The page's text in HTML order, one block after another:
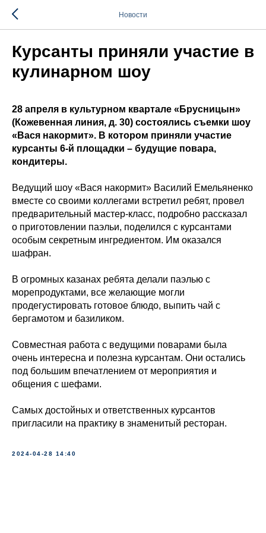
Новости
Курсанты приняли участие в
кулинарном шоу
28 апреля в культурном квартале «Брусницын»
(Кожевенная линия, д. 30) состоялись съемки шоу
«Вася накормит». В котором приняли участие
курсанты 6-й площадки – будущие повара,
кондитеры.
Ведущий шоу «Вася накормит» Василий Емельяненко
вместе со своими коллегами встретил ребят, провел
предварительный мастер-класс, подробно рассказал
о приготовлении паэльи, поделился с курсантами
особым секретным ингредиентом. Им оказался
шафран.
В огромных казанах ребята делали паэлью с
морепродуктами, все желающие могли
продегустировать готовое блюдо, выпить чай с
бергамотом и базиликом.
Совместная работа с ведущими поварами была
очень интересна и полезна курсантам. Они остались
под большим впечатлением от мероприятия и
общения с шефами.
Самых достойных и ответственных курсантов
пригласили на практику в знаменитый ресторан.
2024-04-28 14:40